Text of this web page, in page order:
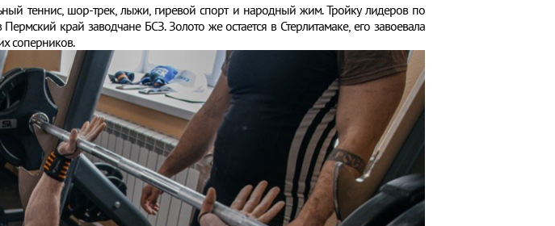
теннис, шор-трек, лыжи, гиревой спорт и народный жим. Тройку лидеров по
край заводчане БСЗ. Золото же остается в Стерлитамаке, его завоевала
соперников.